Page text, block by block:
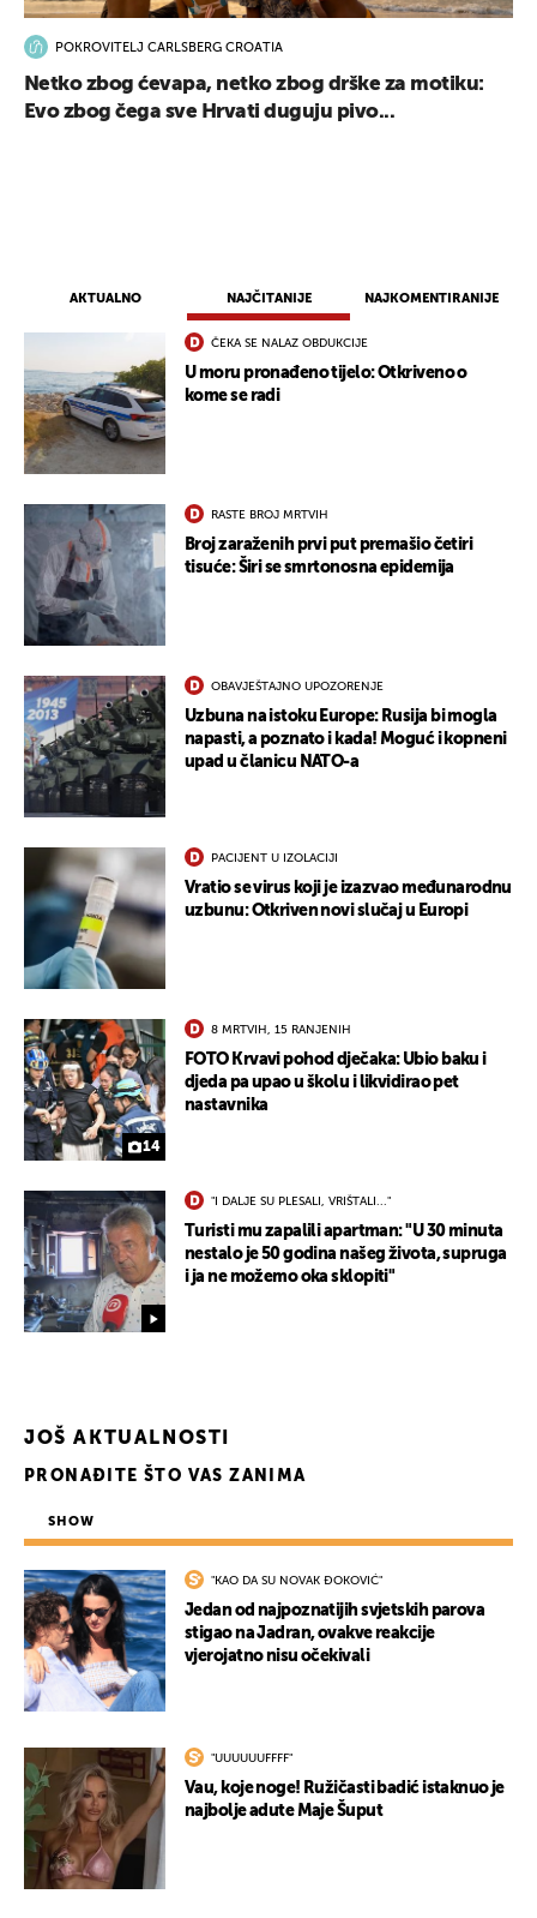
AKTUALNO NAJČITANIJE NAJKOMENTIRANIJE
ČEKA SE NALAZ OBDUKCIJE
U moru pronađeno tijelo: Otkriveno o
kome se radi
RASTE BROJ MRTVIH
Broj zaraženih prvi put premašio četiri
tisuće: Širi se smrtonosna epidemija
OBAVJEŠTAJNO UPOZORENJE
Uzbuna na istoku Europe: Rusija bi mogla
napasti, a poznato i kada! Moguć i kopneni
upad u članicu NATO-a
PACIJENT U IZOLACIJI
Vratio se virus koji je izazvao međunarodnu
uzbunu: Otkriven novi slučaj u Europi
14
8 MRTVIH, 15 RANJENIH
FOTO Krvavi pohod dječaka: Ubio baku i
djeda pa upao u školu i likvidirao pet
nastavnika
"I DALJE SU PLESALI, VRIŠTALI..."
Turisti mu zapalili apartman: "U 30 minuta
nestalo je 50 godina našeg života, supruga
i ja ne možemo oka sklopiti"
JOŠ AKTUALNOSTI
POKROVITELJ CARLSBERG CROATIA
Netko zbog ćevapa, netko zbog drške za motiku:
Evo zbog čega sve Hrvati duguju pivo...
PRONAĐITE ŠTO VAS ZANIMA
SHOW
"KAO DA SU NOVAK ĐOKOVIĆ"
Jedan od najpoznatijih svjetskih parova
stigao na Jadran, ovakve reakcije
vjerojatno nisu očekivali
"UUUUUUFFFF"
Vau, koje noge! Ružičasti badić istaknuo je
najbolje adute Maje Šuput
UKLJUČITE NOTIFIKACIJE